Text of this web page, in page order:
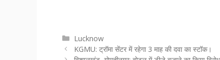
Categories
Lucknow
KGMU: ट्रॉमा सेंटर में रहेगा 3 माह की दवा का स्टॉक।